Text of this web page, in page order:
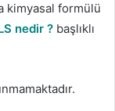
kimyasal formülü
nedir ? başlıklı